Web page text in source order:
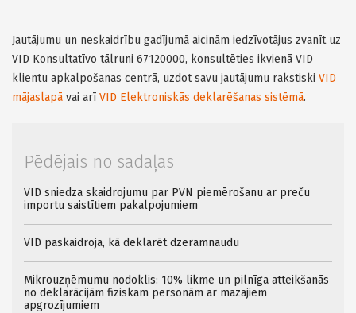
Jautājumu un neskaidrību gadījumā aicinām iedzīvotājus zvanīt uz
VID Konsultatīvo tālruni 67120000, konsultēties ikvienā VID
klientu apkalpošanas centrā, uzdot savu jautājumu rakstiski VID
mājaslapā vai arī VID Elektroniskās deklarēšanas sistēmā.
Pēdējais no sadaļas
VID sniedza skaidrojumu par PVN piemērošanu ar preču
importu saistītiem pakalpojumiem
VID paskaidroja, kā deklarēt dzeramnaudu
Mikrouzņēmumu nodoklis: 10% likme un pilnīga atteikšanās
no deklarācijām fiziskam personām ar mazajiem
apgrozījumiem